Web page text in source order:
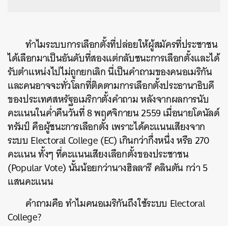
ทำไมระบบการเลือกตั้งที่ปล่อยให้ผู้สมัครที่ประชาชน
ได้เลือกมาเป็นอันดับที่สองแต่กลับชนะการเลือกตั้งและได้
รับตำแหน่งไปไม่ถูกยกเลิก นี่เป็นคำถามของคนอเมริกัน
และคนอาจจะทั่วโลกที่ติดตามการเลือกตั้งประธานาธิบดี
ของประเทศสหรัฐอเมริกาตั้งคำถาม หลังจากผลการนับ
คะแนนในค่ำคืนวันที่ 8 พฤศจิกายน 2559 เมื่อนายโดนัลด์
ทรัมป์ คือผู้ชนะการเลือกตั้ง เพราะได้คะแนนเสียงจาก
ระบบ Electoral College (EC) เกินกว่ากึ่งหนึ่ง หรือ 270
คะแนน ทั้งๆ ที่คะแนนเสียงเลือกตั้งของประชาชน
(Popular Vote) นั้นน้อยกว่านางฮิลลารี คลินตัน กว่า 5
แสนคะแนน
คำถามคือ ทำไมคนอเมริกันถึงใช้ระบบ Electoral
College?